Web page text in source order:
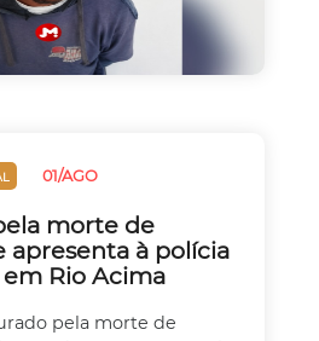
01/AGO
morte de
apresenta à polícia
Rio Acima
pela morte de